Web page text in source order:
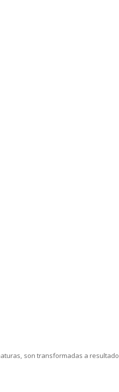
son transformadas a